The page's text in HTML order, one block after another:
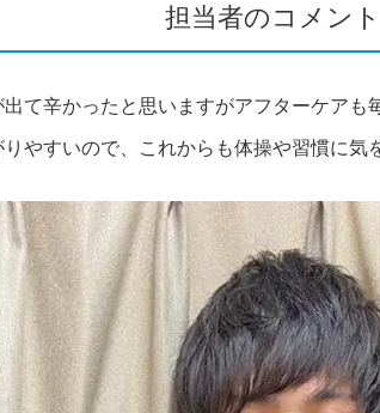
担当者のコメント
て辛かったと思いますがアフターケアも
やすいので、これからも体操や習慣に気